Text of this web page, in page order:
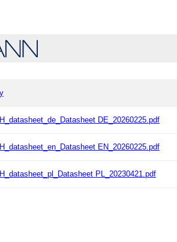
DE_20260225.pdf
EN_20260225.pdf
PL_20230421.pdf